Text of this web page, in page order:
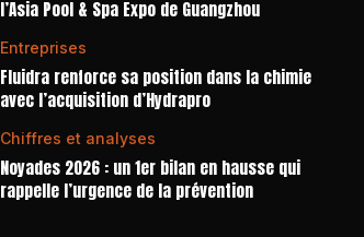
l’Asia Pool & Spa Expo de Guangzhou
Entreprises
Fluidra renforce sa position dans la chimie
avec l’acquisition d’Hydrapro
Chiffres et analyses
Noyades 2026 : un 1er bilan en hausse qui
rappelle l’urgence de la prévention